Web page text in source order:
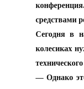
средствами
Сегодня в
колесиках
— Однако